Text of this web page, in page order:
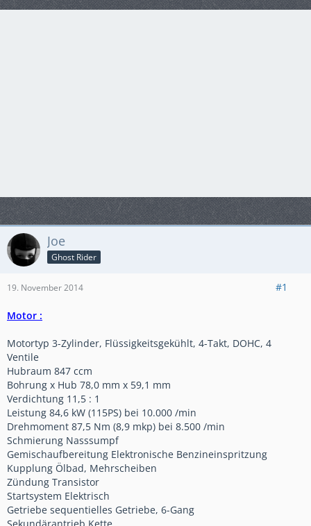
Joe
Ghost Rider
19. November 2014 #1
Motor :
Motortyp 3-Zylinder, Flüssigkeitsgekühlt, 4-Takt, DOHC, 4
Ventile
Hubraum 847 ccm
Bohrung x Hub 78,0 mm x 59,1 mm
Verdichtung 11,5 : 1
Leistung 84,6 kW (115PS) bei 10.000 /min
Drehmoment 87,5 Nm (8,9 mkp) bei 8.500 /min
Schmierung Nasssumpf
Gemischaufbereitung Elektronische Benzineinspritzung
Kupplung Ölbad, Mehrscheiben
Zündung Transistor
Startsystem Elektrisch
Getriebe sequentielles Getriebe, 6-Gang